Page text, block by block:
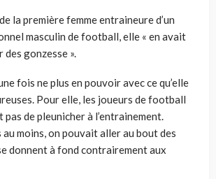
la première femme entraineure d’un
masculin de football, elle « en avait
des gonzesse ».
fois ne plus en pouvoir avec ce qu’elle
Pour elle, les joueurs de football
pas de pleunicher à l’entrainement.
au moins, on pouvait aller au bout des
donnent à fond contrairement aux